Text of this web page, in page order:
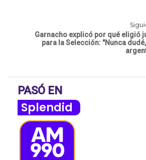
Garnacho explicó por qué eligió
para la Selección: "Nunca
PASÓ EN
Splendid